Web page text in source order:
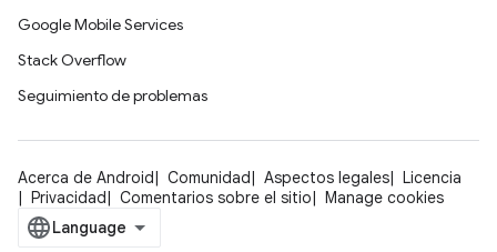
Google Mobile Services
Stack Overflow
Seguimiento de problemas
Acerca de Android Comunidad Aspectos legales
Licencia
Privacidad
Comentarios sobre el sitio Manage cookies